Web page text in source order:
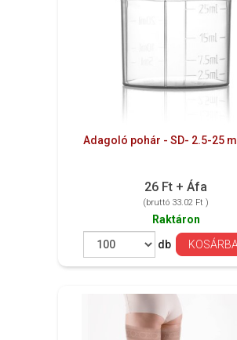
Adagoló pohár - SD- 2.5-25
26 Ft + Áfa
(bruttó 33.02 Ft )
Raktáron
db
KOSÁRBA